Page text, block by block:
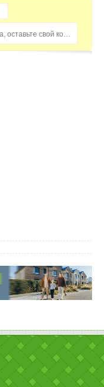
Домохозяйка, пожалуйста, оставьте свой комментарий...